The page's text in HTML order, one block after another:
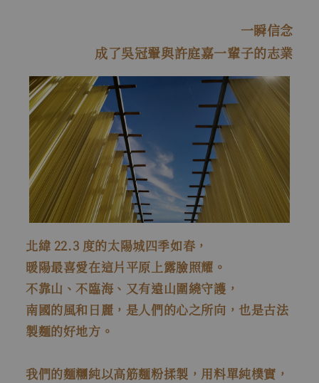
一瞬信念
成了吳冠翬與許庭嘉一輩子的志業
北緯 22.3 度的太陽城四季如春，
暖陽最喜愛在這片平原上露臉照耀。
不靠山、不臨海、又有遠山圍繞守護，
南國的風和日麗，是人們的心之所向，也是古法
製麵的好地方。
我們的麵糰純以高筋麵粉揉製，用料單純樸實，